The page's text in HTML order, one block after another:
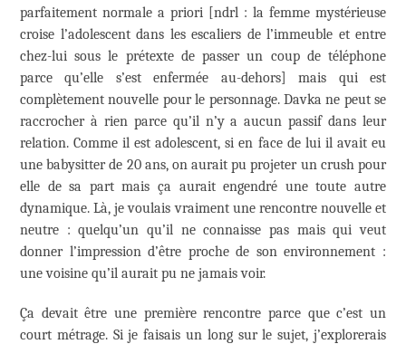
parfaitement normale a priori [ndrl : la femme mystérieuse
croise l’adolescent dans les escaliers de l’immeuble et entre
chez-lui sous le prétexte de passer un coup de téléphone
parce qu’elle s’est enfermée au-dehors] mais qui est
complètement nouvelle pour le personnage. Davka ne peut se
raccrocher à rien parce qu’il n’y a aucun passif dans leur
relation. Comme il est adolescent, si en face de lui il avait eu
une babysitter de 20 ans, on aurait pu projeter un crush pour
elle de sa part mais ça aurait engendré une toute autre
dynamique. Là, je voulais vraiment une rencontre nouvelle et
neutre : quelqu’un qu’il ne connaisse pas mais qui veut
donner l’impression d’être proche de son environnement :
une voisine qu’il aurait pu ne jamais voir.
Ça devait être une première rencontre parce que c’est un
court métrage. Si je faisais un long sur le sujet, j’explorerais